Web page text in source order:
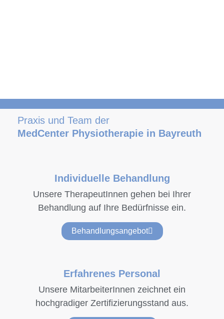
Praxis und Team der
MedCenter Physiotherapie in Bayreuth
Individuelle Behandlung
Unsere TherapeutInnen gehen bei Ihrer
Behandlung auf Ihre Bedürfnisse ein.
Behandlungsangebot
Erfahrenes Personal
Unsere MitarbeiterInnen zeichnet ein
hochgradiger Zertifizierungsstand aus.